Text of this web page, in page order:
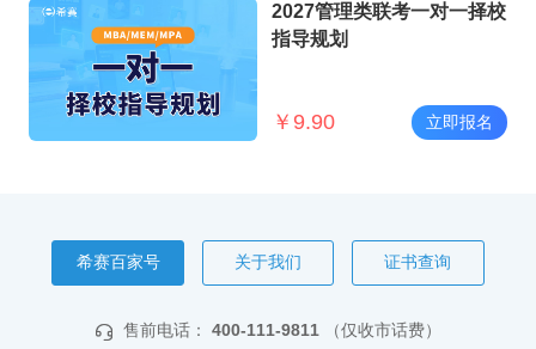
2027管理类联考一对一择校
指导规划
￥ 9.90 立即报名
希赛百家号 关于我们 证书查询
售前电话： 400-111-9811 （仅收市话费）